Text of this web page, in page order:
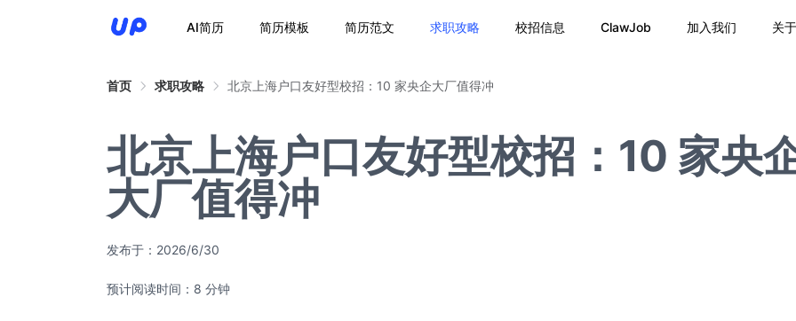
AI简历 简历模板 简历范文 求职攻略 校招信息 ClawJob 加入我们 关
首页 求职攻略 北京上海户口友好型校招：10 家央企大厂值得冲
北京上海户口友好型校招：10 家央
大厂值得冲
发布于： 2026/6/30
预计阅读时间：8 分钟